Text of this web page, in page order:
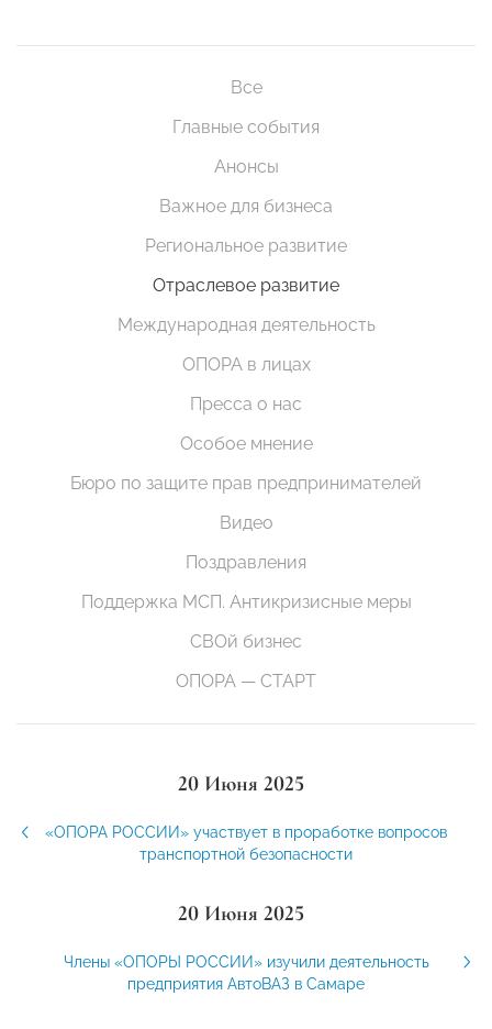
Все
Главные события
Анонсы
Важное для бизнеса
Региональное развитие
Отраслевое развитие
Международная деятельность
ОПОРА в лицах
Пресса о нас
Особое мнение
Бюро по защите прав предпринимателей
Видео
Поздравления
Поддержка МСП. Антикризисные меры
СВОй бизнес
ОПОРА — СТАРТ
20 Июня 2025
«ОПОРА РОССИИ» участвует в проработке вопросов
транспортной безопасности
20 Июня 2025
Члены «ОПОРЫ РОССИИ» изучили деятельность
предприятия АвтоВАЗ в Самаре